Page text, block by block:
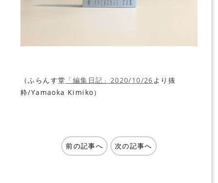
（ふらんす堂 「編集日記」2020/10/26より抜
粋/Yamaoka Kimiko）
前の記事へ 次の記事へ